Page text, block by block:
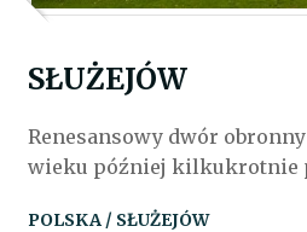
SŁUŻEJÓW
Renesansowy dwór
wieku później kilkukrotnie
POLSKA / SŁUŻEJÓW